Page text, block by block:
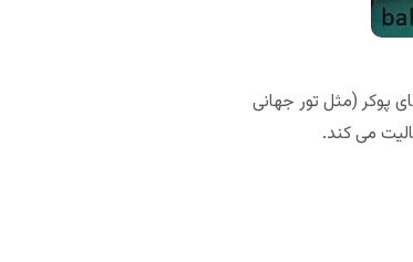
پوکر (مثل تور جهانی
می کند.